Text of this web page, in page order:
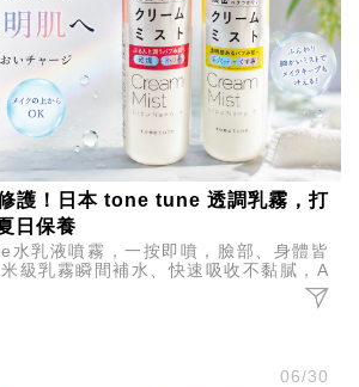
護！日本 tone tune 透調乳霧，打
日保養
水乳液噴霧，一按即噴，臉部、身體皆
級乳霧瞬間補水、快速吸收不黏膩，A
亮淨膚，夏天保養輕鬆一瓶完成。
06/30